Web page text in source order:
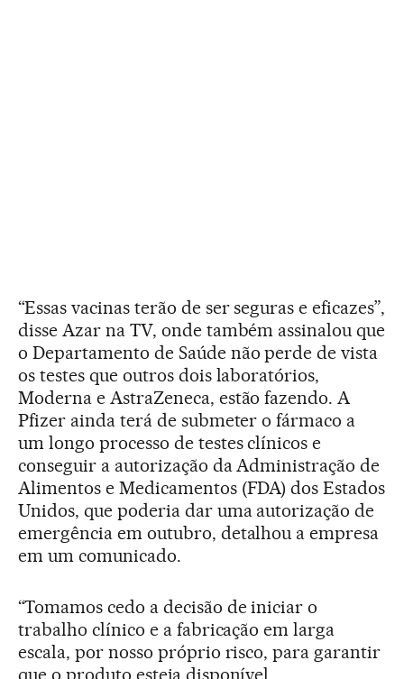
“Essas vacinas terão de ser seguras e eficazes”,
disse Azar na TV, onde também assinalou que
o Departamento de Saúde não perde de vista
os testes que outros dois laboratórios,
Moderna e AstraZeneca, estão fazendo. A
Pfizer ainda terá de submeter o fármaco a
um longo processo de testes clínicos e
conseguir a autorização da Administração de
Alimentos e Medicamentos (FDA) dos Estados
Unidos, que poderia dar uma autorização de
emergência em outubro, detalhou a empresa
em um comunicado.
“Tomamos cedo a decisão de iniciar o
trabalho clínico e a fabricação em larga
escala, por nosso próprio risco, para garantir